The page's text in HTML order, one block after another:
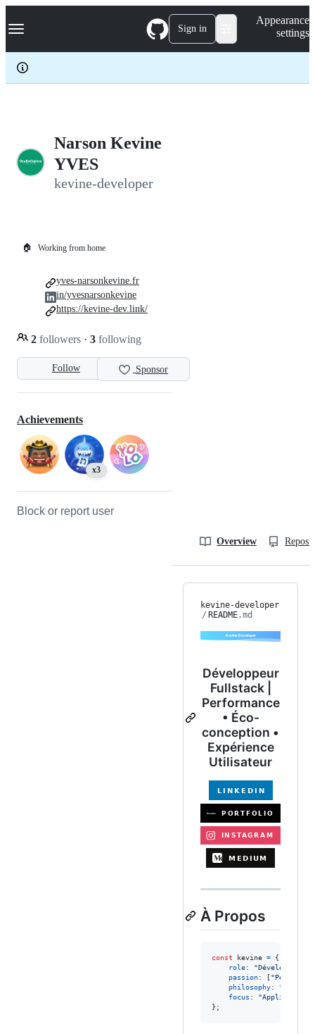
k
p
c
Navigation Menu Sign in
Appearance
settings
Narson Kevine
YVES
kevine-developer
🏠 Working from home
Follow Sponsor
2 followers · 3 following
yves-narsonkevine.fr
in/yvesnarsonkevine
https://kevine-dev.link/
Achievements
x3
Block or report user
Overview
kevine-developer
/ README.md
Développeur
Fullstack |
Performance
• Éco-
conception •
Expérience
Utilisateur
À Propos
const kevine =
{
role: "Développeur
passion:
philosophy: "Moins
focus : "Applications
} ;